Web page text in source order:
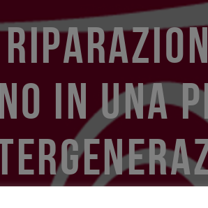
IN UNA